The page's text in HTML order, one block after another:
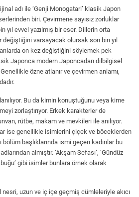
adı ile ‘Genji Monogatari’ klasik Japon
biri. Çevirmene sayısız zorluklar
yıl evvel yazılmış bir eser. Dillerin orta
değiştiğini varsayacak olursak son bin yıl
on kez değiştiğini söylemek pek
Japonca modern Japoncadan dilbilgisel
özne atlanır ve çevirmen anlamı,
Bu da kimin konuştuğunu veya kime
zorlaştırıyor. Erkek karakterler de
rütbe, makam ve mevkileri ile anılıyor.
ise genellikle isimlerini çiçek ve böceklerden
bölüm başlıklarında ismi geçen kadınlar bu
almıştır. ‘Akşam Sefası’, ‘Gündüz
gibi isimler bunlara örnek olarak
uzun ve iç içe geçmiş cümleleriyle akıcı